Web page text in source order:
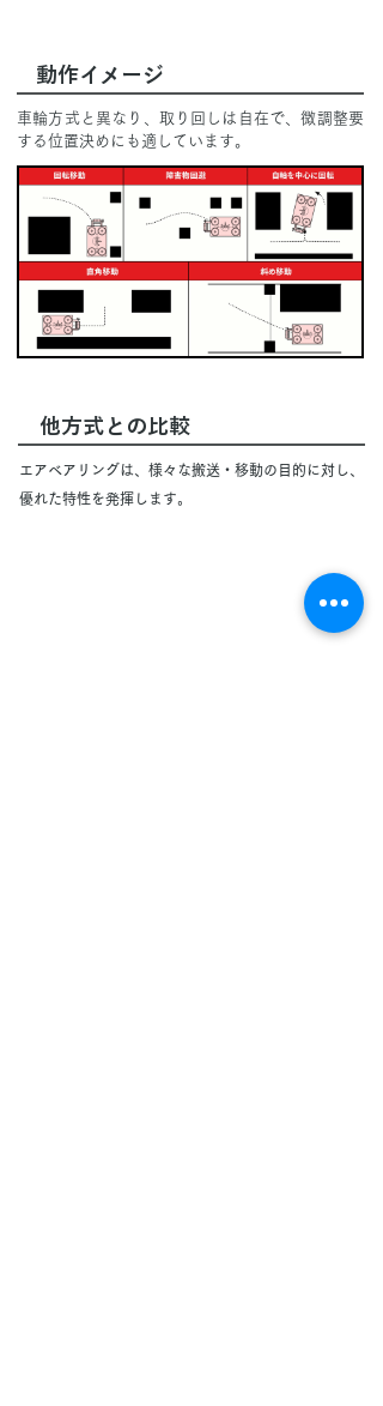
動作イメージ
車輪方式と異なり、取り回しは自在で、微調整要
する位置決めにも適しています。
他方式との比較
エアベアリングは、様々な搬送・移動の目的に対し、
優れた特性を発揮します。